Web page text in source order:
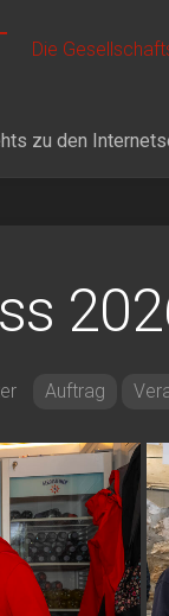
Die
zu den
Auftrag